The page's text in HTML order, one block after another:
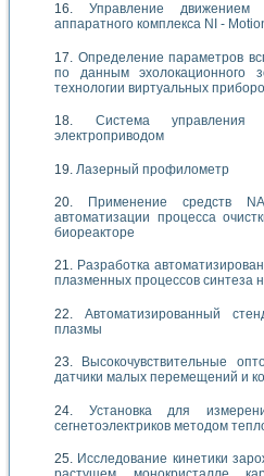
Управление
аппаратного комплекса NI -
Определение параметров
по данным эхолокационного
технологии виртуальных
Система управления
электроприводом
Лазерный профилометр
Применение средств
автоматизации процесса
биореакторе
Разработка
плазменных процессов синтеза
Автоматизированный
плазмы
Высокочувствительные
датчики малых перемещений и
Установка для
сегнетоэлектриков методом
Исследование кинетики